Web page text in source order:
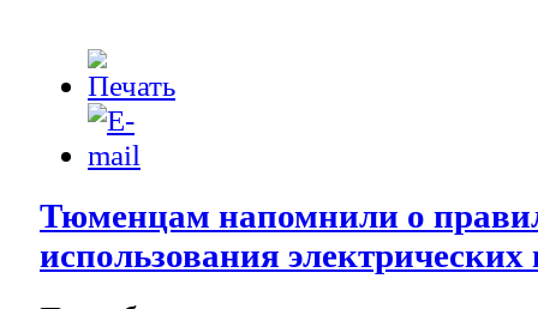
Тюменцам напомнили о
использования электрических